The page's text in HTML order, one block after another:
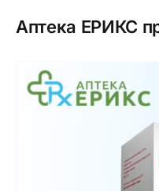
Аптека ЕРИКС